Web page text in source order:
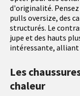
d'originalité. Pensez
pulls oversize, des
structurés. Le
jupe et des hauts
intéressante,
Les
chaleur